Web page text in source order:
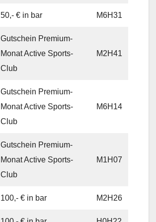
50,- € in bar M6H31
Gutschein Premium-
Monat Active Sports-
Club
M2H41
Gutschein Premium-
Monat Active Sports-
Club
M6H14
Gutschein Premium-
Monat Active Sports-
Club
M1H07
100,- € in bar M2H26